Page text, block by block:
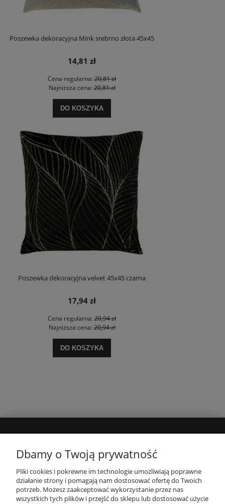
Poszewka dekoracyjna Mink srebrno złota 45x45
14,81 zł
Cena regularna: 20,81 zł
Najniższa cena:20,81 zł
DO KOSZYKA
Poszewka dekoracyjna velvet 45x45 czarna
17,94 zł
Cena regularna: 20,94 zł
Najniższa cena:20,94 zł
DO KOSZYKA
INFORMACJE
Dbamy o Twoją prywatność
Pliki cookies i pokrewne im technologie umożliwiają poprawne
działanie strony i pomagają nam dostosować ofertę do Twoich
potrzeb. Możesz zaakceptować wykorzystanie przez nas
wszystkich tych plików i przejść do sklepu lub dostosować użycie